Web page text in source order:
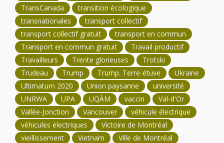
TransCanada
transition écologique
transnationales
transport collectif
transport collectif gratuit
transport en commun
Transport en commun gratuit
Travail productif
Travailleurs
Trente glorieuses
Trotski
Trudeau
Trump Trump. Terre-étuve
Ukraine
Ultimatum 2020
Union paysanne
université
UNRWA
UPA UQÀM vaccin
Val-d'Or
Vallée-Jonction
Vancouver
véhicule électrique
véhicules électriques
Victoire de Montréal
vieillissement
Vietnam
Ville de Montréal